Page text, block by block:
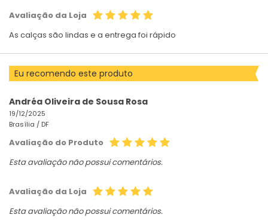
Avaliação da Loja
As calças são lindas e a entrega foi rápido
Eu recomendo este produto
Andréa Oliveira de Sousa Rosa
19/12/2025
Brasília / DF
Avaliação do Produto
Esta avaliação não possui comentários.
Avaliação da Loja
Esta avaliação não possui comentários.